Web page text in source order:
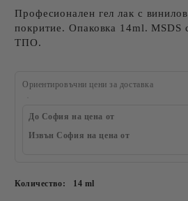
Професионален гел лак с
покритие. Опаковка 14ml. MSDS
ТПО.
Ориентировъчни цени за доставка
До София на цена от
Извън София на цена от
Количество: 14 ml